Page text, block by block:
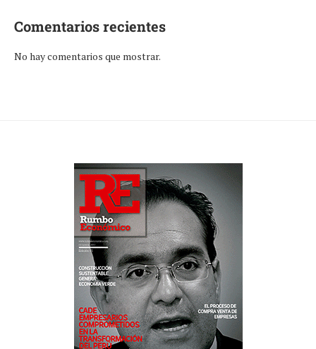
Comentarios recientes
No hay comentarios que mostrar.